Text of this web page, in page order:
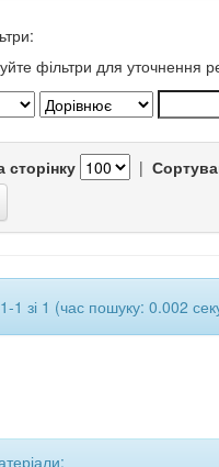
фільтри для уточнення
сторінку |
1 зі 1 (час пошуку: 0.002